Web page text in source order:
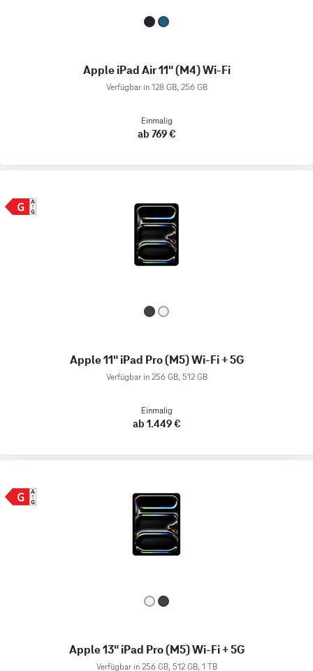
Apple iPad Air 11" (M4) Wi-Fi
Verfügbar in 128 GB, 256 GB
Einmalig
ab 769 €
Apple 11" iPad Pro (M5) Wi-Fi + 5G
Verfügbar in 256 GB, 512 GB
Einmalig
ab 1.449 €
Apple 13" iPad Pro (M5) Wi-Fi + 5G
Verfügbar in 256 GB, 512 GB, 1 TB